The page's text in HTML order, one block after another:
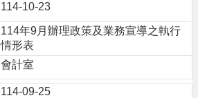
114-10-23
114年9月辦理政策及業務宣導之執行
情形表
會計室
114-09-25